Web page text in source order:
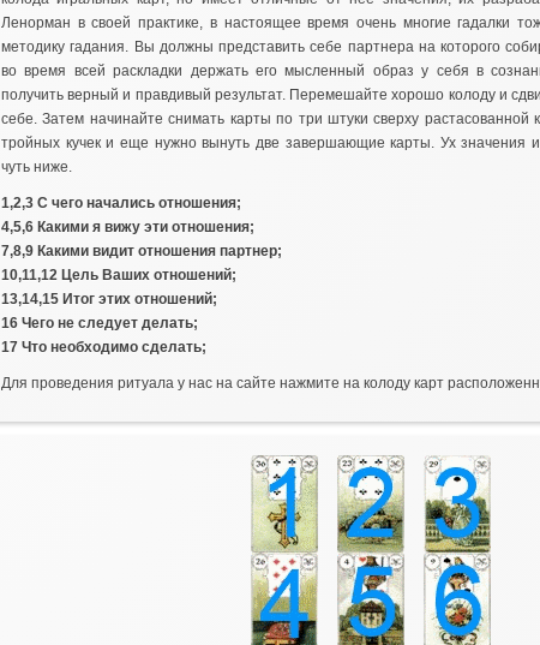
Ленорман в своей практике, в настоящее время очень многие гадалки
методику гадания. Вы должны представить себе партнера на которого
во время всей раскладки держать его мысленный образ у себя в
получить верный и правдивый результат. Перемешайте хорошо колоду и
себе. Затем начинайте снимать карты по три штуки сверху растасованной
тройных кучек и еще нужно вынуть две завершающие карты. Ух значения
чуть ниже.
1,2,3 С чего начались отношения;
4,5,6 Какими я вижу эти отношения;
7,8,9 Какими видит отношения партнер;
10,11,12 Цель Ваших отношений;
13,14,15 Итог этих отношений;
16 Чего не следует делать;
17 Что необходимо сделать;
Для проведения ритуала у нас на сайте нажмите на колоду карт